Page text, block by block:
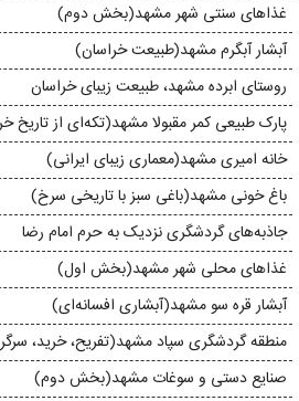
غذاهای سنتی شهر مشهد(بخش دوم)
آبشار آبگرم مشهد(طبیعت خراسان)
روستای ابرده مشهد، طبیعت زیبای خراسان
پارک طبیعی کمر مقبولا مشهد(تکه‌ای از تاریخ
خانه‌ امیری مشهد(معماری زیبای ایرانی)
باغ خونی مشهد(باغی سبز با تاریخی سرخ)
جاذبه‌های گردشگری نزدیک به حرم امام رضا
غذاهای محلی شهر مشهد(بخش اول)
آبشار قره‌ سو مشهد(آبشاری افسانه‌ای)
منطقه گردشگری سپاد مشهد(تفریح، خرید،
صنایع دستی و سوغات مشهد(بخش دوم)